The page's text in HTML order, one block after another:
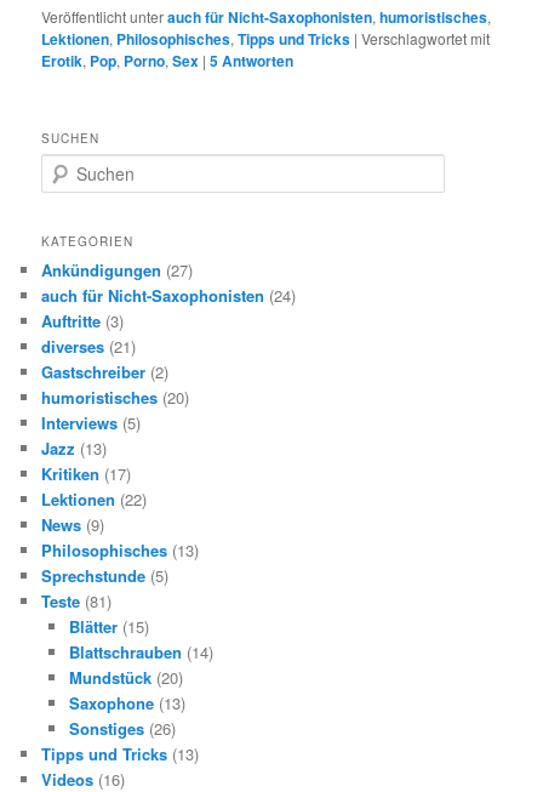
Veröffentlicht unterauch für Nicht-Saxophonisten,humoristisches,
Lektionen, Philosophisches,Tipps und Tricks |Verschlagwortet mit
Erotik, Pop, Porno,Sex |5Antworten
SUCHEN
u
h
n
KATEGORIEN
Ankündigungen (27)
auch für Nicht-Saxophonisten (24)
Auftritte (3)
diverses (21)
Gastschreiber (2)
humoristisches (20)
Interviews (5)
Jazz (13)
Kritiken (17)
Lektionen (22)
News (9)
Philosophisches (13)
Sprechstunde (5)
Teste (81)
Blätter(15)
Blattschrauben (14)
Mundstück(20)
Saxophone(13)
Sonstiges(26)
Tipps und Tricks (13)
Videos (16)